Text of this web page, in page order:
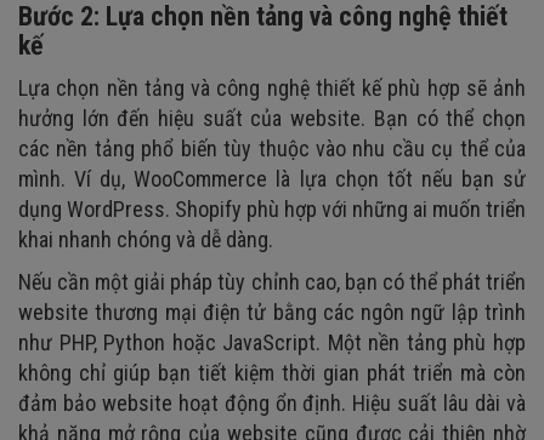
Bước 2: Lựa chọn nền tảng và công nghệ thiết
kế
Lựa chọn nền tảng và công nghệ thiết kế phù hợp sẽ ảnh
hưởng lớn đến hiệu suất của website. Bạn có thể chọn
các nền tảng phổ biến tùy thuộc vào nhu cầu cụ thể của
mình. Ví dụ, WooCommerce là lựa chọn tốt nếu bạn sử
dụng WordPress. Shopify phù hợp với những ai muốn triển
khai nhanh chóng và dễ dàng.
Nếu cần một giải pháp tùy chỉnh cao, bạn có thể phát triển
website thương mại điện tử bằng các ngôn ngữ lập trình
như PHP, Python hoặc JavaScript. Một nền tảng phù hợp
không chỉ giúp bạn tiết kiệm thời gian phát triển mà còn
đảm bảo website hoạt động ổn định. Hiệu suất lâu dài và
khả năng mở rộng của website cũng được cải thiện nhờ